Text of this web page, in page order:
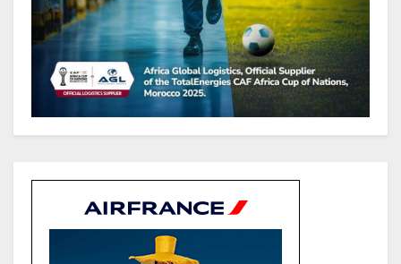
total pourrait atteindre 80 à 115 %
des recettes budgétaires
(Rapport)
Société : Vives polémiques sur
l’identité de Bombé Marcel auprès
positionnement de partenaire de
référence pour les grands projets
industriels et d’infrastructures du